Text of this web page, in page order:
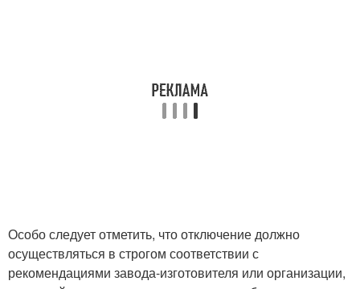
Особо следует отметить, что отключение должно
осуществляться в строгом соответствии с
рекомендациями завода-изготовителя или организации,